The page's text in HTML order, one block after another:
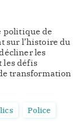
politique de
sur l’histoire du
les
les défis
transformation
Police